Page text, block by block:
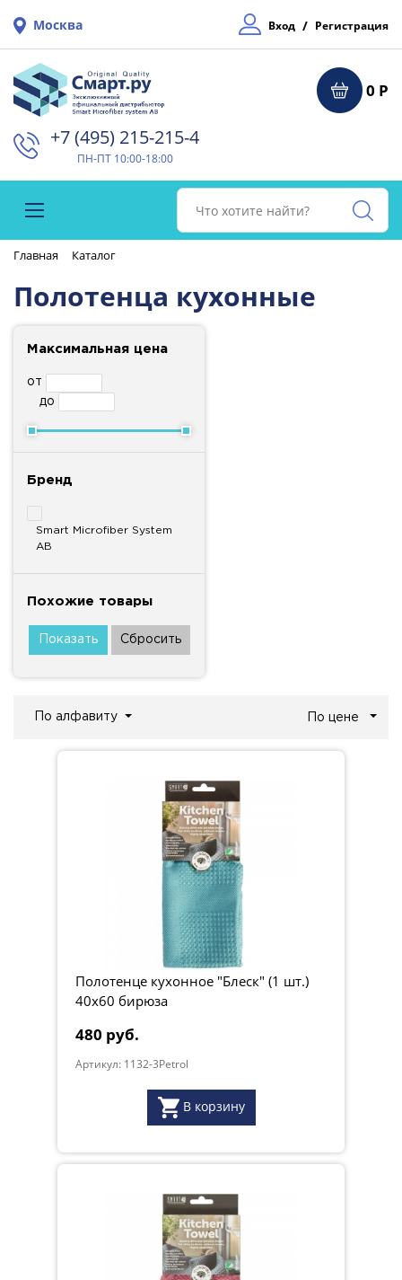
Москва Вход / Регистрация
0 Р
+7 (495) 215-215-4⁠
ПН-ПТ 10:00-18:00
Главная Каталог
Полотенца кухонные
Максимальная цена
от
до
Бренд
Smart Microfiber System
AB
Похожие товары
По алфавиту По цене
Полотенце кухонное "Блеск" (1 шт.)
40х60 бирюза
480 руб.
Артикул: 1132-3Petrol
В корзину